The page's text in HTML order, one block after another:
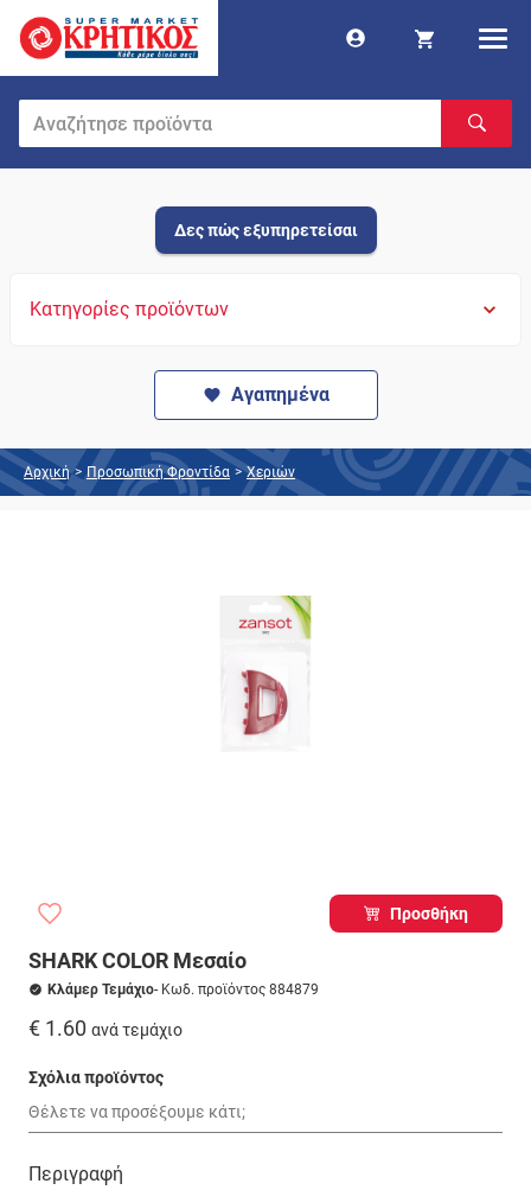
Δες πώς εξυπηρετείσαι
Κατηγορίες προϊόντων
Αγαπημένα
Αρχική > Προσωπική Φροντίδα > Χεριών
Προσθήκη
SHARK COLOR Μεσαίο
Κλάμερ Τεμάχιο- Κωδ. προϊόντος 884879
€ 1.60 ανά τεμάχιο
Σχόλια προϊόντος
Περιγραφή